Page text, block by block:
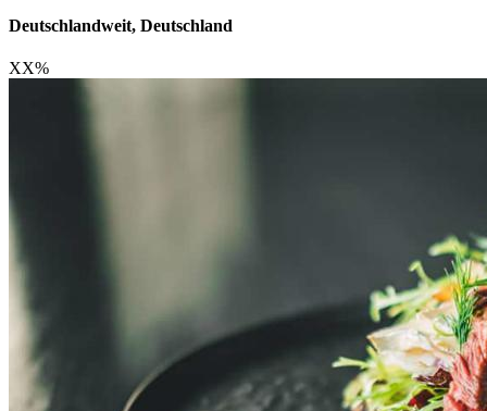
Deutschlandweit, Deutschland
XX%